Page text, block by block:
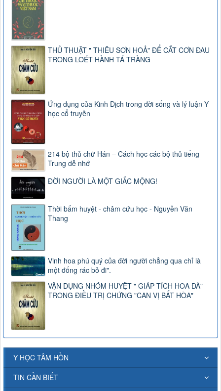
THỦ THUẬT " THIÊU SƠN HOẢ" ĐỂ CẮT CƠN ĐAU
TRONG LOÉT HÀNH TÁ TRÀNG
Ứng dụng của Kinh Dịch trong đời sống và lý luận Y
học cổ truyền
214 bộ thủ chữ Hán – Cách học các bộ thủ tiếng
Trung dễ nhớ
ĐỜI NGƯỜI LÀ MỘT GIẤC MỘNG!
Thời bấm huyệt - châm cứu học - Nguyễn Văn
Thang
Vinh hoa phú quý của đời người chẳng qua chỉ là
một đống rác bỏ đi".
VẬN DỤNG NHÓM HUYỆT " GIÁP TÍCH HOA ĐÀ"
TRONG ĐIỀU TRỊ CHỨNG "CAN VỊ BẤT HÒA"
Y HỌC TÂM HỒN
TIN CẦN BIẾT